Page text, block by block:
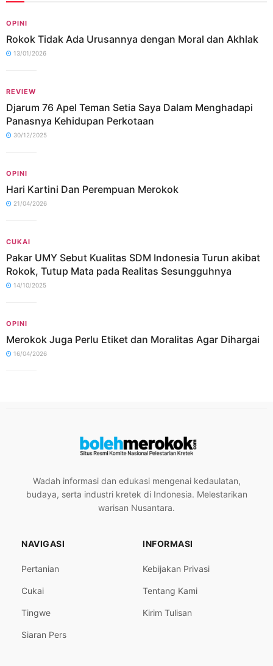
OPINI
Rokok Tidak Ada Urusannya dengan Moral dan Akhlak
13/01/2026
REVIEW
Djarum 76 Apel Teman Setia Saya Dalam Menghadapi
Panasnya Kehidupan Perkotaan
30/12/2025
OPINI
Hari Kartini Dan Perempuan Merokok
21/04/2026
CUKAI
Pakar UMY Sebut Kualitas SDM Indonesia Turun akibat
Rokok, Tutup Mata pada Realitas Sesungguhnya
14/10/2025
OPINI
Merokok Juga Perlu Etiket dan Moralitas Agar Dihargai
16/04/2026
Wadah informasi dan edukasi mengenai kedaulatan,
budaya, serta industri kretek di Indonesia. Melestarikan
warisan Nusantara.
NAVIGASI
Pertanian
Cukai
Tingwe
Siaran Pers
INFORMASI
Kebijakan Privasi
Tentang Kami
Kirim Tulisan